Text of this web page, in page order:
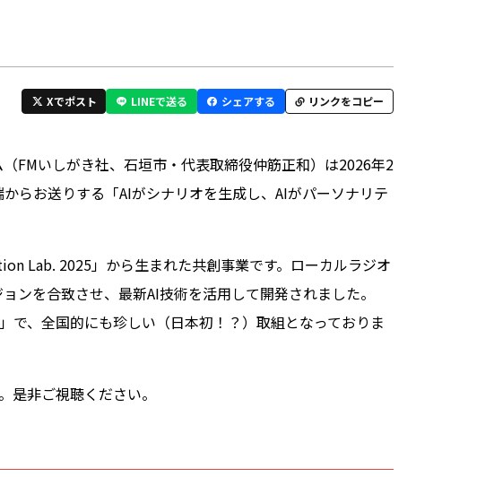
Xでポスト LINEで送る シェアする リンクをコピー
FMいしがき社、石垣市・代表取締役仲筋正和）は2026年2
らお送りする「AIがシナリオを生成し、AIがパーソナリテ
Lab. 2025」から生まれた共創事業です。ローカルラジオ
を合致させ、最新AI技術を活用して開発されました。
で、全国的にも珍しい（日本初！？）取組となっておりま
非ご視聴ください。